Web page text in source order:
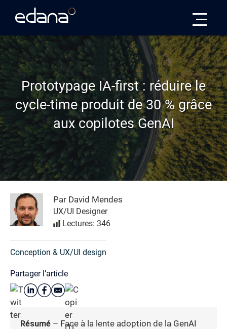
Prototypage IA-first : réduire le
cycle-time produit de 30 % grâce
aux copilotes GenAI
Par David Mendes
UX/UI Designer
Lectures: 346
Conception & UX/UI design
Partager l’article
Résumé – Face à la lente adoption de la GenAI